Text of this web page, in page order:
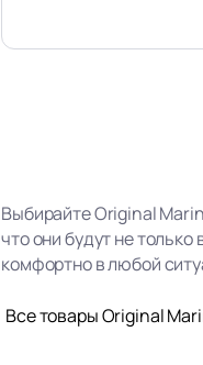
Выбирайте Original
что они будут не
комфортно в любой
Все товары Original